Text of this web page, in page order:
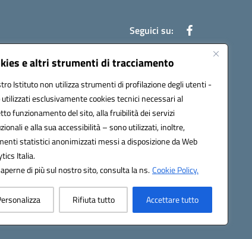
e altri strumenti di tracciamento
Istituto non utilizza strumenti di profilazione degli utenti -
esclusivamente cookies tecnici necessari al
funzionamento del sito, alla fruibilità dei servizi
e alla sua accessibilità – sono utilizzati, inoltre,
statistici anonimizzati messi a disposizione da Web
Italia.
di più sul nostro sito, consulta la ns.Cookie Policy.
Rifiuta tutto Accettare tutto
Seguici su: